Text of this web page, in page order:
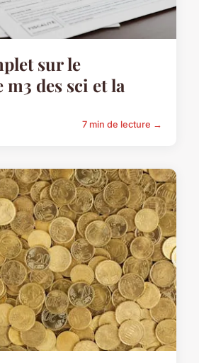
sur le
des sci et la
7 min de lecture →